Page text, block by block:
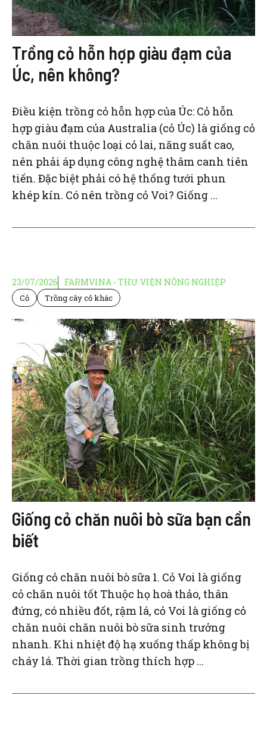
Trồng cỏ hỗn hợp giàu đạm của
Úc, nên không?
Điều kiện trồng cỏ hỗn hợp của Úc: Cỏ hỗn
hợp giàu đạm của Australia (cỏ Úc) là giống cỏ
chăn nuôi thuộc loại cỏ lai, năng suất cao,
nên phải áp dụng công nghệ thâm canh tiên
tiến. Đặc biệt phải có hệ thống tưới phun
khép kín. Có nên trồng cỏ Voi? Giống ...
23/07/2026 FARMVINA - THƯ VIỆN NÔNG NGHIỆP
Cỏ Trồng cây cỏ khác
Giống cỏ chăn nuôi bò sữa bạn cần
biết
Giống cỏ chăn nuôi bò sữa 1. Cỏ Voi là giống
cỏ chăn nuôi tốt Thuộc họ hoà thảo, thân
đứng, có nhiều đốt, rậm lá, cỏ Voi là giống cỏ
chăn nuôi chăn nuôi bò sữa sinh trưởng
nhanh. Khi nhiệt độ hạ xuống thấp không bị
cháy lá. Thời gian trồng thích hợp ...